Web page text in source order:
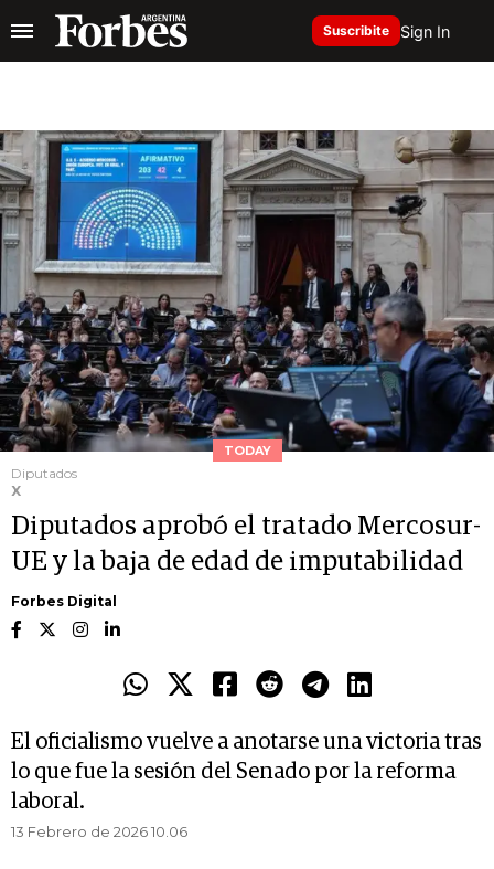
Suscribite Sign In
TODAY
Diputados
X
Diputados aprobó el tratado Mercosur-
UE y la baja de edad de imputabilidad
Forbes Digital
El oficialismo vuelve a anotarse una victoria tras
lo que fue la sesión del Senado por la reforma
laboral.
13 Febrero de 2026 10.06